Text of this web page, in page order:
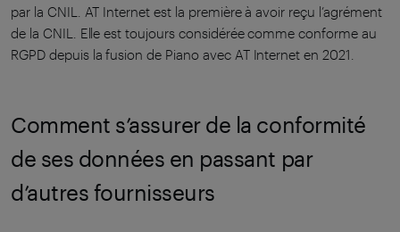
par la CNIL. AT Internet est la première à avoir reçu l’agrément
de la CNIL. Elle est toujours considérée comme conforme au
RGPD depuis la fusion de Piano avec AT Internet en 2021.
Comment s’assurer de la conformité
de ses données en passant par
d’autres fournisseurs